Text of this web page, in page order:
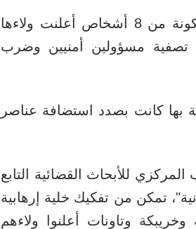
أفادت السلطات المغربية الثلاثاء بأنها فككت خلية مكونة من 8 أشخاص أعلنت ولاءها
تصفية مسؤولين أمنيين وضرب
بها كانت بصدد استضافة عناصر
للأبحاث القضائية التابع
تمكن من تفكيك خلية إرهابية
وخريبكة وتاونات أعلنوا ولاءهم